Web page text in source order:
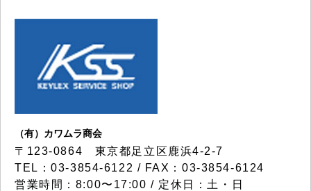
（有）カワムラ商会
〒123-0864 東京都足立区鹿浜4-2-7
TEL：03-3854-6122 / FAX：03-3854-6124
営業時間：8:00〜17:00 / 定休日：土・日